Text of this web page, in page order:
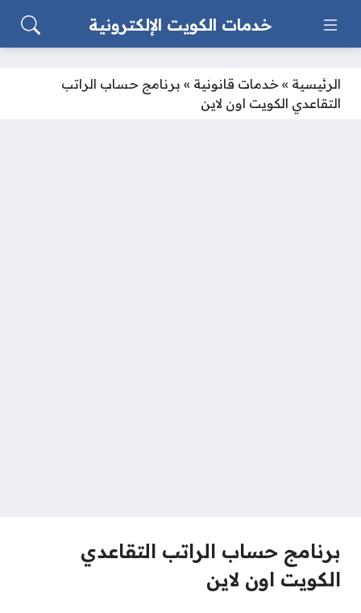
خدمات الكويت الإلكترونية
الرئيسية » خدمات قانونية » برنامج حساب الراتب
التقاعدي الكويت اون لاين
برنامج حساب الراتب التقاعدي
الكويت اون لاين